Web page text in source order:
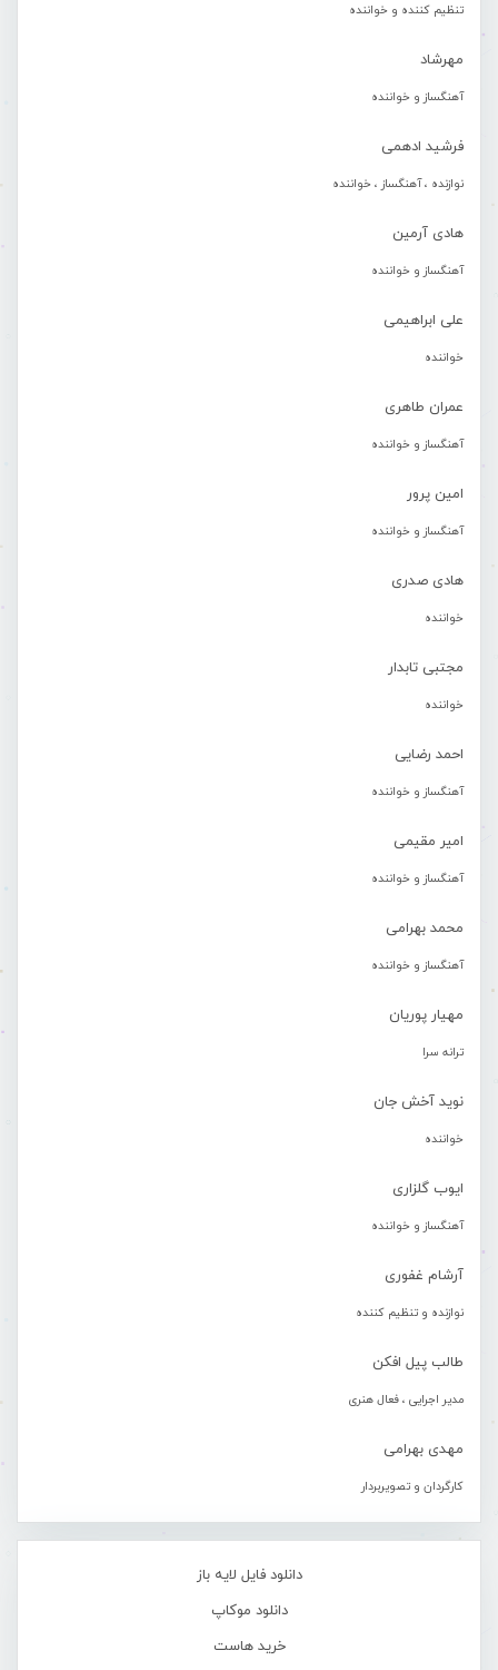
تنظیم کننده و خواننده
مهرشاد
آهنگساز و خواننده
فرشید ادهمی
نوازنده ، آهنگساز ، خواننده
هادی آرمین
آهنگساز و خواننده
علی ابراهیمی
خواننده
عمران طاهری
آهنگساز و خواننده
امین پرور
آهنگساز و خواننده
هادی صدری
خواننده
مجتبی تابدار
خواننده
احمد رضایی
آهنگساز و خواننده
امیر مقیمی
آهنگساز و خواننده
محمد بهرامی
آهنگساز و خواننده
مهیار پوریان
ترانه سرا
نوید آخش جان
خواننده
ایوب گلزاری
آهنگساز و خواننده
آرشام غفوری
نوازنده و تنظیم کننده
طالب پیل افکن
مدیر اجرایی ، فعال هنری
مهدی بهرامی
کارگردان و تصویربردار
دانلود فایل لایه باز
دانلود موکاپ
خرید هاست